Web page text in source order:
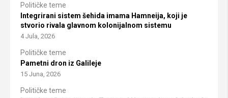
Političke teme
Integrirani sistem šehida imama Hamneija, koji je
stvorio rivala glavnom kolonijalnom sistemu
4 Jula, 2026
Političke teme
Pametni dron iz Galileje
15 Juna, 2026
Političke teme